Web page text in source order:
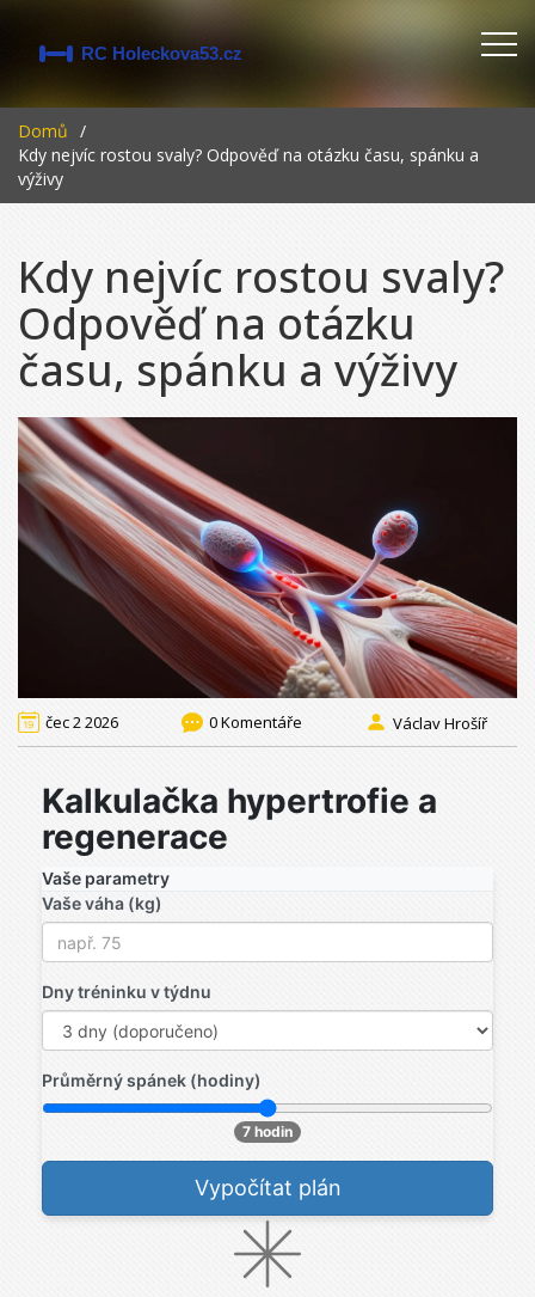
Domů
Kdy nejvíc rostou svaly? Odpověď na otázku času, spánku a
výživy
Kdy nejvíc rostou svaly?
Odpověď na otázku
času, spánku a výživy
čec 2 2026 0 Komentáře Václav Hrošíř
Kalkulačka hypertrofie a
regenerace
Vaše parametry
Vaše váha (kg)
Dny tréninku v týdnu
Průměrný spánek (hodiny)
7 hodin
Vypočítat plán